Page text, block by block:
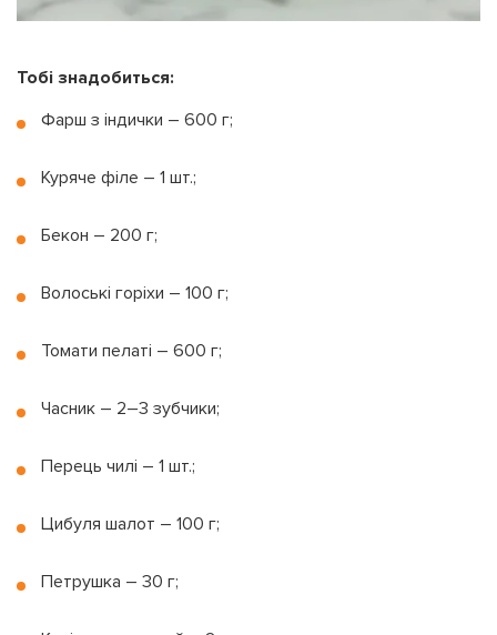
Тобі знадобиться:
Фарш з індички – 600 г;
Куряче філе – 1 шт.;
Бекон – 200 г;
Волоські горіхи – 100 г;
Томати пелаті – 600 г;
Часник – 2–3 зубчики;
Перець чилі – 1 шт.;
Цибуля шалот – 100 г;
Петрушка – 30 г;